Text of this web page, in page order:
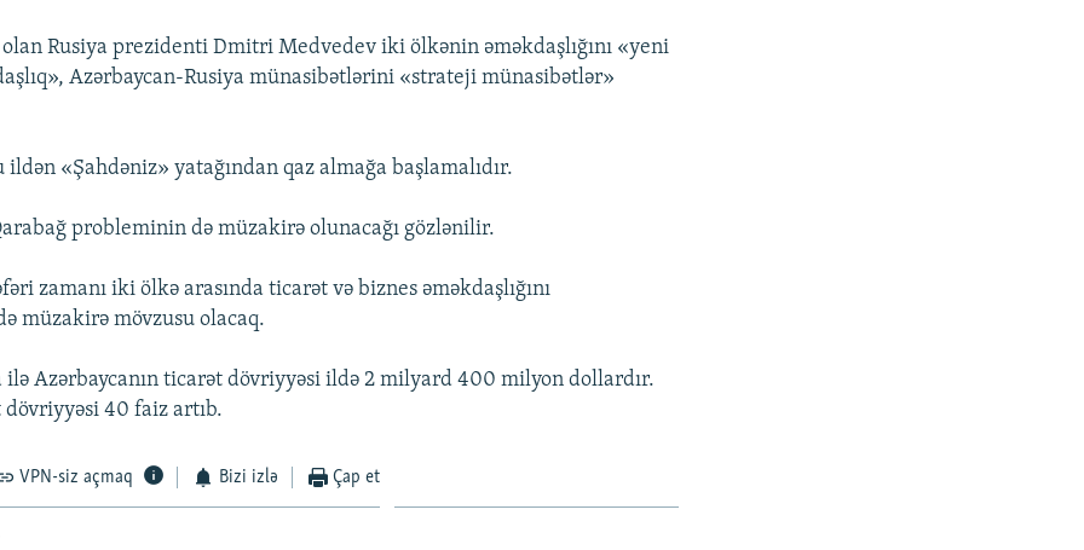
olan Rusiya prezidenti Dmitri Medvedev iki ölkənin əməkdaşlığını «yeni
Azərbaycan-Rusiya münasibətlərini «strateji münasibətlər»
ildən «Şahdəniz» yatağından qaz almağa başlamalıdır.
probleminin də müzakirə olunacağı gözlənilir.
zamanı iki ölkə arasında ticarət və biznes əməkdaşlığını
müzakirə mövzusu olacaq.
ilə Azərbaycanın ticarət dövriyyəsi ildə 2 milyard 400 milyon dollardır.
40 faiz artıb.
VPN-siz açmaq Bizi izlə Çap et